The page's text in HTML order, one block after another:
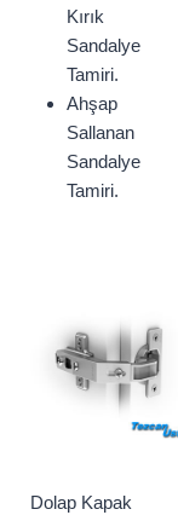
Kırık
Sandalye
Tamiri.
Ahşap
Sallanan
Sandalye
Tamiri.
Dolap Kapak